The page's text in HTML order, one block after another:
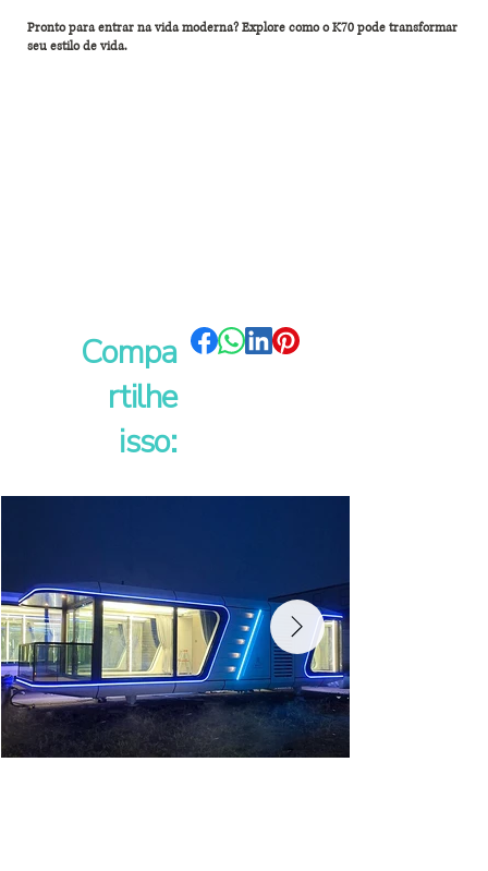
Pronto para entrar na vida moderna? Explore como o K70 pode transformar
seu estilo de vida.
Compa
rtilhe
isso: